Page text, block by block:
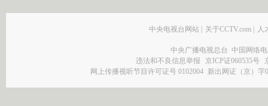
中央电视台网站 关于CCTV.com 人
中央广播电视总台 中国网络
违法和不良信息举报
京ICP证060535号
网上传播视听节目许可证号 0102004 新出网证（京）